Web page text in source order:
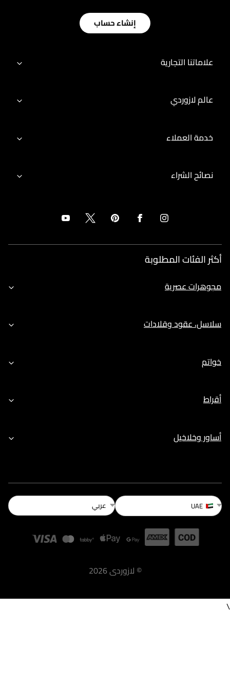
إنشاء حساب
علاماتنا التجارية
عالم لازوردي
خدمة العملاء
نصائح الشراء
أكثر الفئات المطلوبة
مجوهرات عصرية
سلاسل، عقود وقلادات
خواتم
أقراط
أساور وخلاخيل
UAE عربي
© لازوردى2026
\